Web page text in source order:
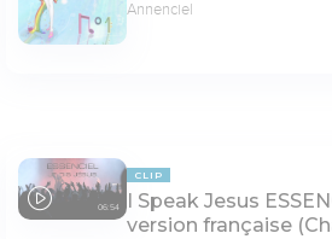
Annenciel
06:54
CLIP
I Speak Jesus
version française